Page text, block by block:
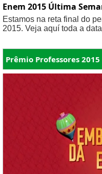
Enem 2015 Última
Estamos na reta final do
2015. Veja aquí toda a
Prêmio Professores 2015